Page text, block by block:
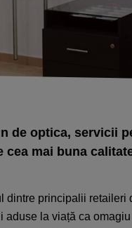
de optica, servicii
cea mai buna
dintre principalii retaileri
aduse la viață ca